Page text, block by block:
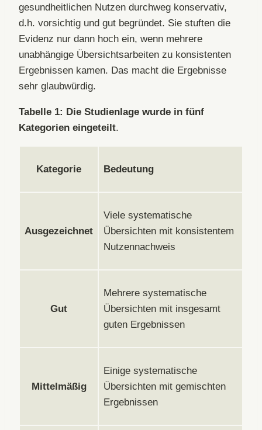
gesundheitlichen Nutzen durchweg konservativ,
d.h. vorsichtig und gut begründet. Sie stuften die
Evidenz nur dann hoch ein, wenn mehrere
unabhängige Übersichtsarbeiten zu konsistenten
Ergebnissen kamen. Das macht die Ergebnisse
sehr glaubwürdig.
Tabelle 1: Die Studienlage wurde in fünf
Kategorien eingeteilt.
Kategorie Bedeutung
Ausgezeichnet
Viele systematische
Übersichten mit konsistentem
Nutzennachweis
Gut
Mehrere systematische
Übersichten mit insgesamt
guten Ergebnissen
Mittelmäßig
Einige systematische
Übersichten mit gemischten
Ergebnissen